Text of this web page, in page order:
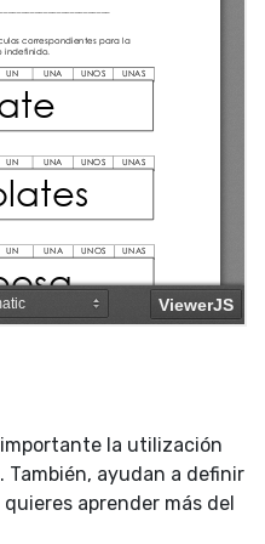
la utilización
También, ayudan a definir
aprender más del